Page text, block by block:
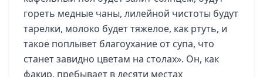
гореть медные чаны, лилейной чистоты будут
тарелки, молоко будет тяжелое, как ртуть, и
такое поплывет благоухание от супа, что
станет завидно цветам на столах». Он, как
факир, пребывает в десяти местах